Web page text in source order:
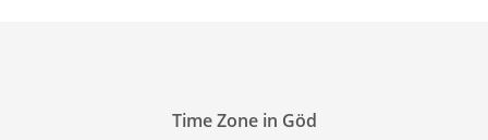
Time Zone in Göd